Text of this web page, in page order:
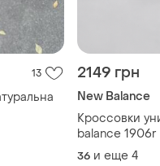
13 2149 грн
New Balance
Кроссовки
balance
текстиль,
36 и еще 4